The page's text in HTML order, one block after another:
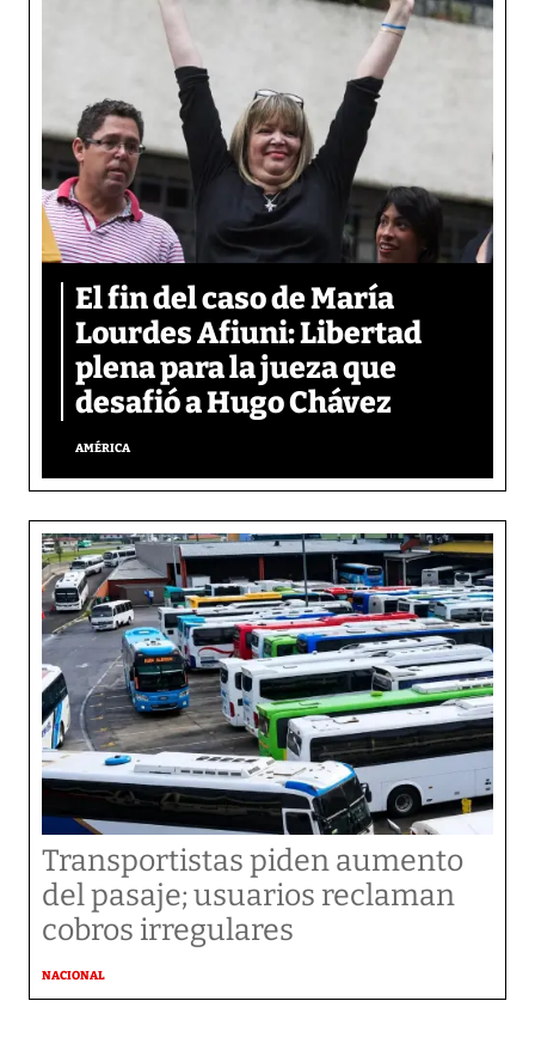
El fin del caso de María
Lourdes Afiuni: Libertad
plena para la jueza que
desafió a Hugo Chávez
AMÉRICA
Transportistas piden aumento
del pasaje; usuarios reclaman
cobros irregulares
NACIONAL